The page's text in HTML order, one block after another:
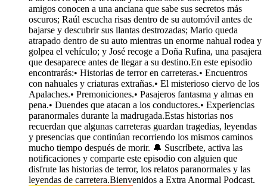
amigos conocen a una anciana que sabe sus secretos más
oscuros; Raúl escucha risas dentro de su automóvil antes de
bajarse y descubrir sus llantas destrozadas; Mario queda
atrapado dentro de su auto mientras un enorme nahual rodea y
golpea el vehículo; y José recoge a Doña Rufina, una pasajera
que desaparece antes de llegar a su destino.En este episodio
encontrarás:•⁠ ⁠Historias de terror en carreteras.•⁠ ⁠Encuentros
con nahuales y criaturas extrañas.•⁠ ⁠El misterioso ciervo de los
Apalaches.•⁠ ⁠Premoniciones.•⁠ ⁠Pasajeros fantasma y almas en
pena.•⁠ ⁠Duendes que atacan a los conductores.•⁠ ⁠Experiencias
paranormales durante la madrugada.Estas historias nos
recuerdan que algunas carreteras guardan tragedias, leyendas
y presencias que continúan recorriendo los mismos caminos
mucho tiempo después de morir. 🔔 Suscríbete, activa las
notificaciones y comparte este episodio con alguien que
disfrute las historias de terror, los relatos paranormales y las
leyendas de carretera.Bienvenidos a Extra Anormal Podcast.